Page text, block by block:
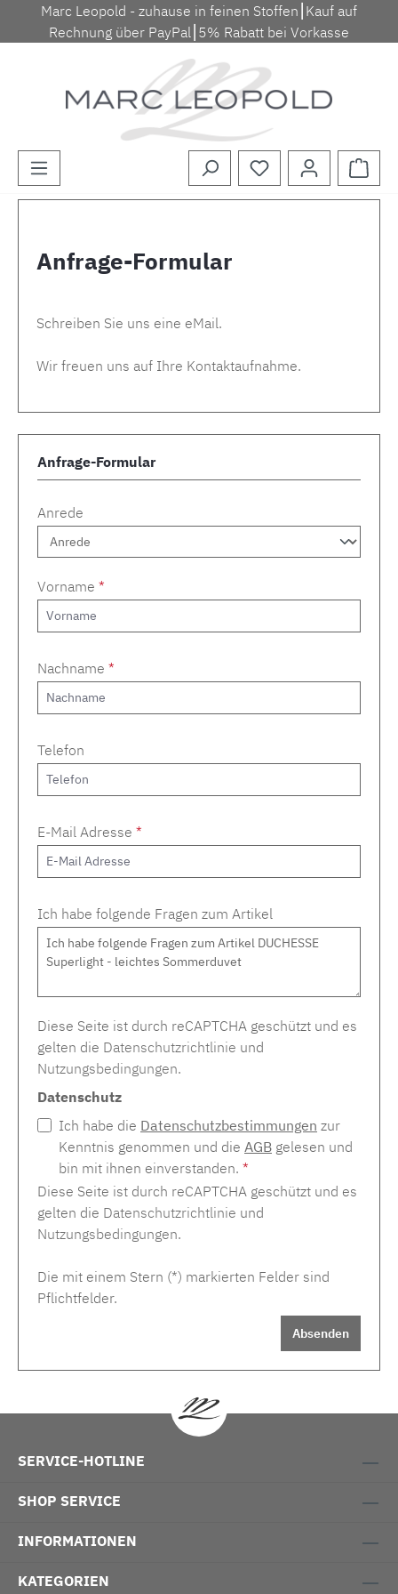
Zum Hauptinhalt springen
Marc Leopold - zuhause in feinen Stoffen⎮Kauf auf
Rechnung über PayPal⎮5% Rabatt bei Vorkasse
Anfrage-Formular
Schreiben Sie uns eine eMail.
Wir freuen uns auf Ihre Kontaktaufnahme.
Anfrage-Formular
Anrede
Vorname *
Nachname *
Telefon
E-Mail Adresse *
Ich habe folgende Fragen zum Artikel
Diese Seite ist durch reCAPTCHA geschützt und es
gelten die Datenschutzrichtlinie und
Nutzungsbedingungen.
Datenschutz
Ich habe die Datenschutzbestimmungen zur
Kenntnis genommen und die AGB gelesen und
bin mit ihnen einverstanden. *
Diese Seite ist durch reCAPTCHA geschützt und es
gelten die Datenschutzrichtlinie und
Nutzungsbedingungen.
Die mit einem Stern (*) markierten Felder sind
Pflichtfelder.
Absenden
SERVICE-HOTLINE
SHOP SERVICE
INFORMATIONEN
KATEGORIEN